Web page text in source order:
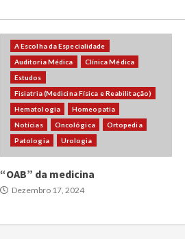
A Escolha da Especialidade
Auditoria Médica
Clínica Médica
Estudos
Fisiatria (Medicina Física e Reabilitação)
Hematologia
Homeopatia
Notícias
Oncológica
Ortopedia
Patologia
Urologia
“OAB” da medicina
Dezembro 17, 2024